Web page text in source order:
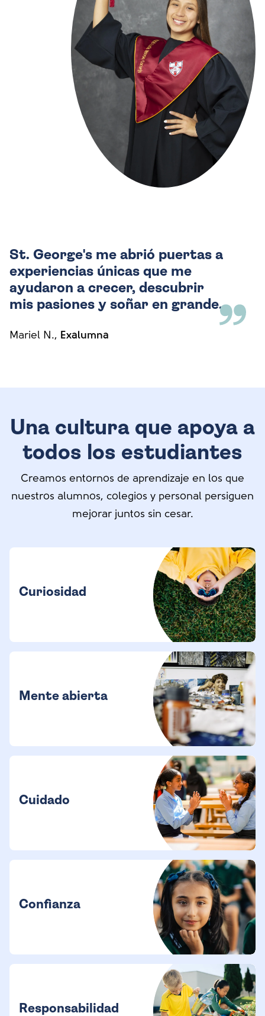
St. George's me abrió puertas a
experiencias únicas que me
ayudaron a crecer, descubrir
mis pasiones y soñar en grande.
Mariel N., Exalumna
Una cultura que apoya a
todos los estudiantes
Creamos entornos de aprendizaje en los que
nuestros alumnos, colegios y personal persiguen
mejorar juntos sin cesar.
Curiosidad
Mente abierta
Cuidado
Confianza
Responsabilidad